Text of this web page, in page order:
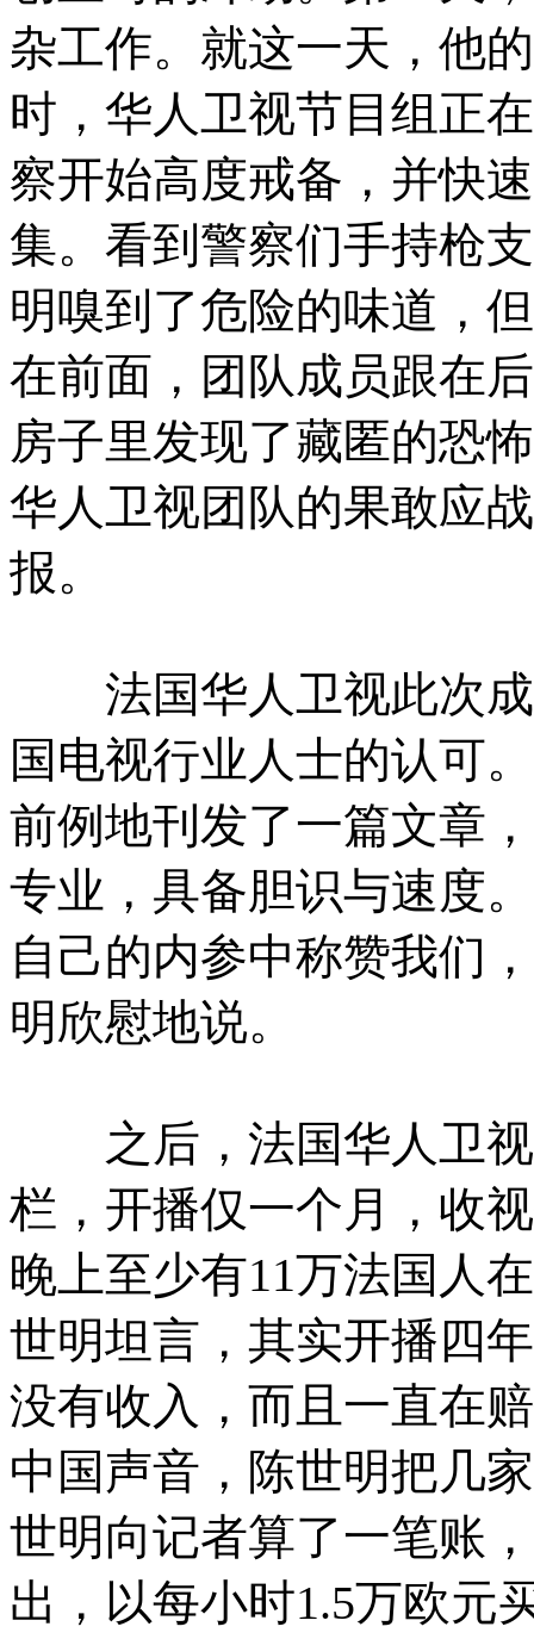
杂工作。就这一天，他
时，华人卫视节目组正
察开始高度戒备，并快
集。看到警察们手持枪
明嗅到了危险的味道，
在前面，团队成员跟在
房子里发现了藏匿的恐
华人卫视团队的果敢应
报。
法国华人卫视此次成
国电视行业人士的认可
前例地刊发了一篇文章
专业，具备胆识与速度
自己的内参中称赞我们
明欣慰地说。
之后，法国华人卫视
栏，开播仅一个月，收
晚上至少有11万法国人
世明坦言，其实开播四
没有收入，而且一直在
中国声音，陈世明把几
世明向记者算了一笔账
出，以每小时1.5万欧元